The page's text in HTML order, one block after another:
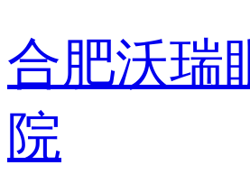
合肥沃瑞
院